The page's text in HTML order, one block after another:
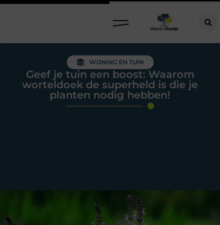
WONING EN TUIN
Geef je tuin een boost: Waarom
worteldoek de superheld is die je
planten nodig hebben!